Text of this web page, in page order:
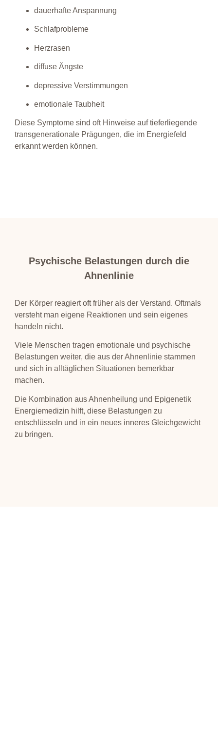
dauerhafte Anspannung
Schlafprobleme
Herzrasen
diffuse Ängste
depressive Verstimmungen
emotionale Taubheit
Diese Symptome sind oft Hinweise auf tieferliegende
transgenerationale Prägungen, die im Energiefeld
erkannt werden können.
Psychische Belastungen durch die
Ahnenlinie
Der Körper reagiert oft früher als der Verstand. Oftmals
versteht man eigene Reaktionen und sein eigenes
handeln nicht.
Viele Menschen tragen emotionale und psychische
Belastungen weiter, die aus der Ahnenlinie stammen
und sich in alltäglichen Situationen bemerkbar
machen.
Die Kombination aus Ahnenheilung und Epigenetik
Energiemedizin hilft, diese Belastungen zu
entschlüsseln und in ein neues inneres Gleichgewicht
zu bringen.